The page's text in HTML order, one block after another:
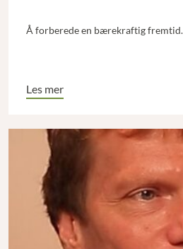
Å forberede en bærekraftig fremtid.
Les mer